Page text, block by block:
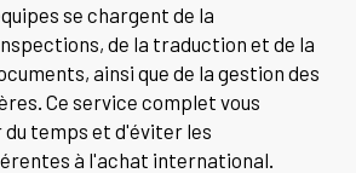
se chargent de la
de la traduction et de la
ainsi que de la gestion des
Ce service complet vous
temps et d'éviter les
à l'achat international.